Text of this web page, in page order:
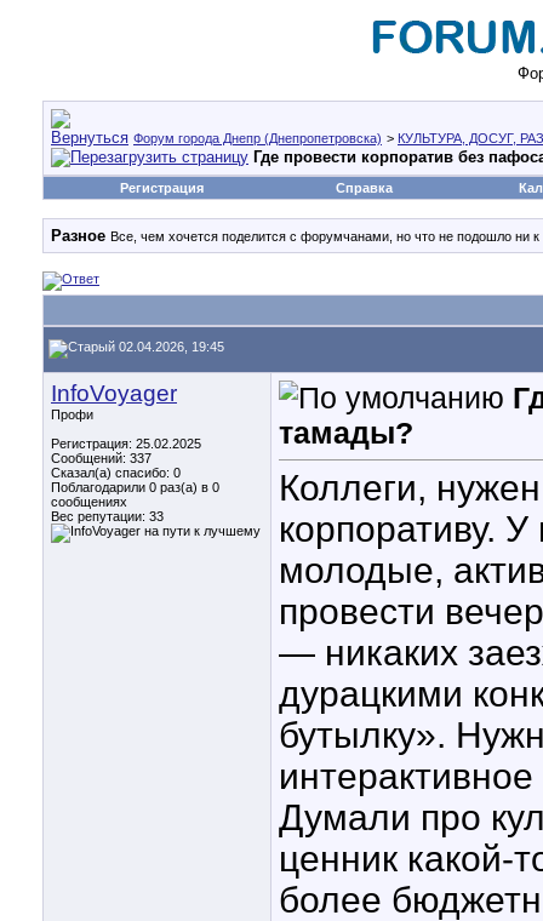
Форум города Днепр (Днепропетровска) > КУЛЬТУРА, ДОСУГ,
Где провести корпоратив без
Регистрация Справка
Разное Все, чем хочется поделится с форумчанами, но что не подошло ни к
02.04.2026, 19:45
InfoVoyager
Профи
Регистрация: 25.02.2025
Сообщений: 337
Сказал(а) спасибо: 0
Поблагодарили 0 раз(а) в 0
сообщениях
Вес репутации: 33
тамады?
Коллеги,
корпоративу.
молодые,
провести
— никаких
дурацкими
бутылку».
Думали про
ценник какой-
более